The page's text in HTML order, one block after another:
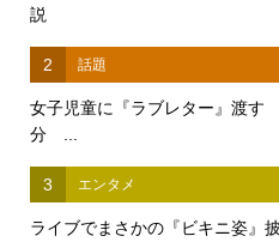
説
2 話題
女子児童に『ラブレター』渡
分 ...
3 エンタメ
ライブでまさかの『ビキニ姿』